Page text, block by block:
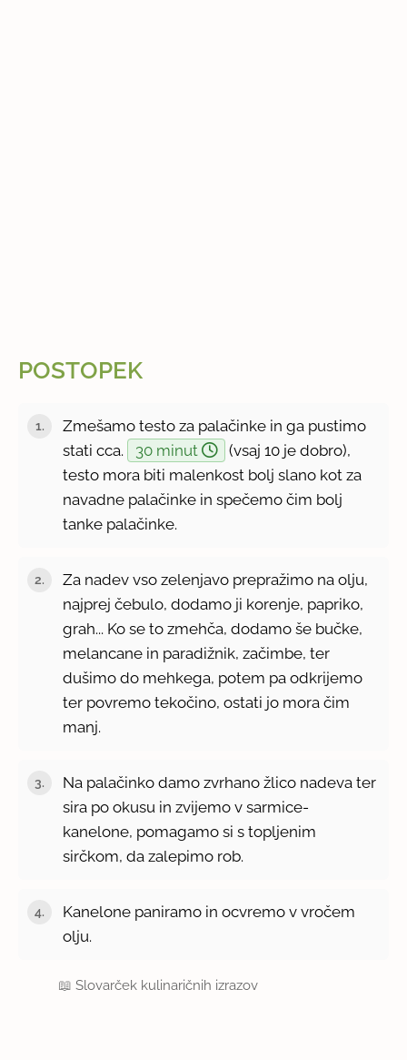
POSTOPEK
Zmešamo testo za palačinke in ga pustimo
stati cca.
30 minut
(vsaj 10 je dobro),
testo mora biti malenkost bolj slano kot za
navadne palačinke in spečemo čim bolj
tanke palačinke.
Za nadev vso zelenjavo prepražimo na olju,
najprej čebulo, dodamo ji korenje, papriko,
grah... Ko se to zmehča, dodamo še bučke,
melancane in paradižnik, začimbe, ter
dušimo do mehkega, potem pa odkrijemo
ter povremo tekočino, ostati jo mora čim
manj.
Na palačinko damo zvrhano žlico nadeva ter
sira po okusu in zvijemo v sarmice-
kanelone, pomagamo si s topljenim
sirčkom, da zalepimo rob.
Kanelone paniramo in ocvremo v vročem
olju.
📖Slovarček kulinaričnih izrazov